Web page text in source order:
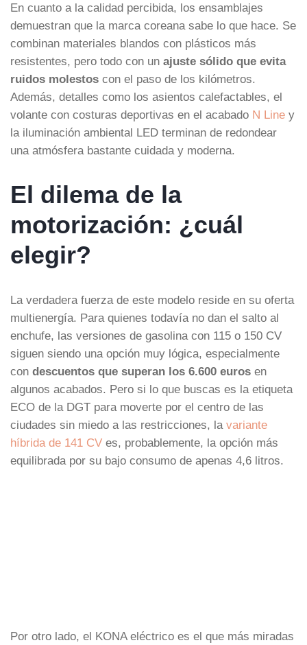
En cuanto a la calidad percibida, los ensamblajes
demuestran que la marca coreana sabe lo que hace. Se
combinan materiales blandos con plásticos más
resistentes, pero todo con un ajuste sólido que evita
ruidos molestos con el paso de los kilómetros.
Además, detalles como los asientos calefactables, el
volante con costuras deportivas en el acabado N Line y
la iluminación ambiental LED terminan de redondear
una atmósfera bastante cuidada y moderna.
El dilema de la
motorización: ¿cuál
elegir?
La verdadera fuerza de este modelo reside en su oferta
multienergía. Para quienes todavía no dan el salto al
enchufe, las versiones de gasolina con 115 o 150 CV
siguen siendo una opción muy lógica, especialmente
con descuentos que superan los 6.600 euros en
algunos acabados. Pero si lo que buscas es la etiqueta
ECO de la DGT para moverte por el centro de las
ciudades sin miedo a las restricciones, la variante
híbrida de 141 CV es, probablemente, la opción más
equilibrada por su bajo consumo de apenas 4,6 litros.
Por otro lado, el KONA eléctrico es el que más miradas